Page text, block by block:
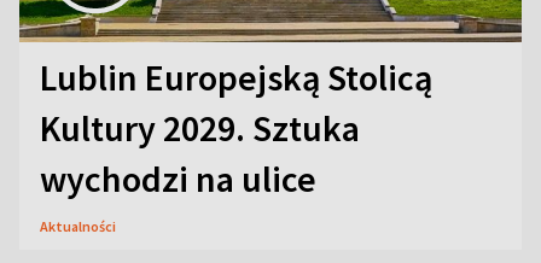
Lublin Europejską Stolicą
Kultury 2029. Sztuka
wychodzi na ulice
Aktualności